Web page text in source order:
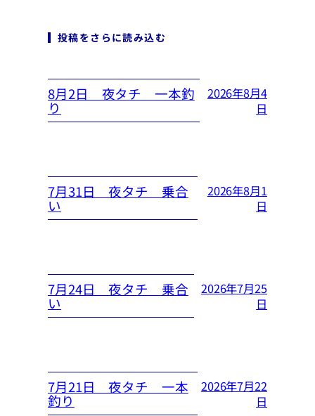
投稿をさらに読み込む
8月2日 夜タチ 一本釣
り
2026年8月4
日
7月31日 夜タチ 乗合
い
2026年8月1
日
7月24日 夜タチ 乗合
い
2026年7月25
日
7月21日 夜タチ 一本
釣り
2026年7月22
日